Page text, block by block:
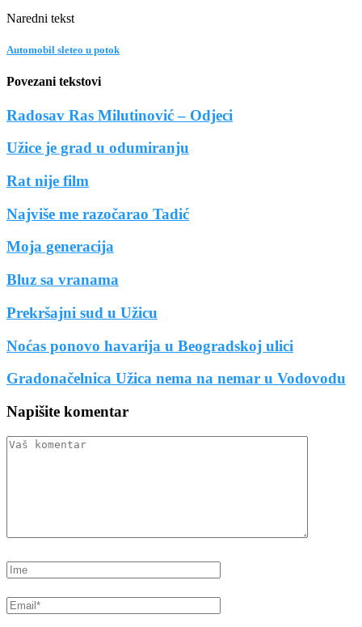
Naredni tekst
Automobil sleteo u potok
Povezani tekstovi
Radosav Ras Milutinović – Odjeci
Užice je grad u odumiranju
Rat nije film
Najviše me razočarao Tadić
Moja generacija
Bluz sa vranama
Prekršajni sud u Užicu
Noćas ponovo havarija u Beogradskoj ulici
Gradonačelnica Užica nema na nemar u Vodovodu
Napišite komentar